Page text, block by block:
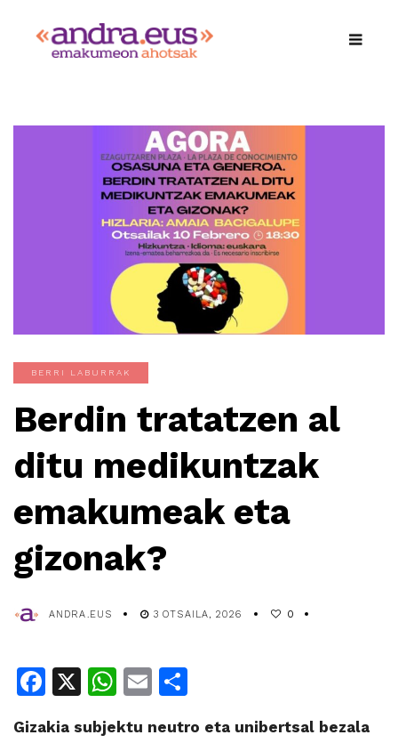
BERRI LABURRAK
Berdin tratatzen al
ditu medikuntzak
emakumeak eta
gizonak?
ANDRA.EUS 3 OTSAILA, 2026 0
Facebook
X WhatsApp
Email
Gizakia subjektu neutro eta unibertsal bezala